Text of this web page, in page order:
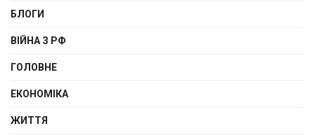
БЛОГИ
ВІЙНА З РФ
ГОЛОВНЕ
ЕКОНОМІКА
ЖИТТЯ